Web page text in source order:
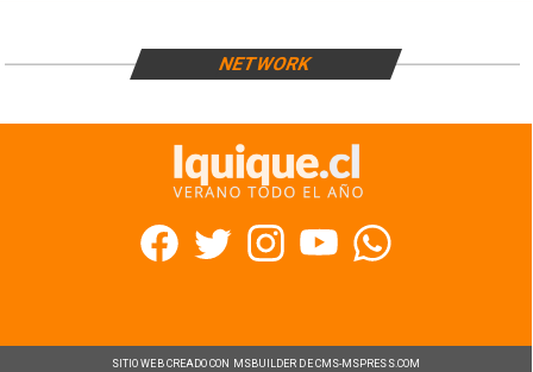
NETWORK
SITIO WEB CREADO CON MSBUILDER DE CMS-MSPRESS.COM